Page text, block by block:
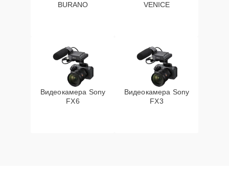
BURANO
VENICE
Видеокамера Sony
FX6
Видеокамера Sony
FX3